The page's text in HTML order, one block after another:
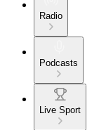
Radio
Podcasts
Live Sport